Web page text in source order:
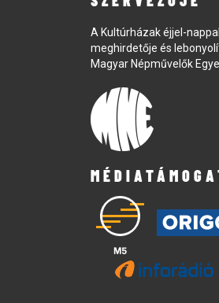
A Kultúrházak éjjel-
meghirdetője és
Magyar Népművelők